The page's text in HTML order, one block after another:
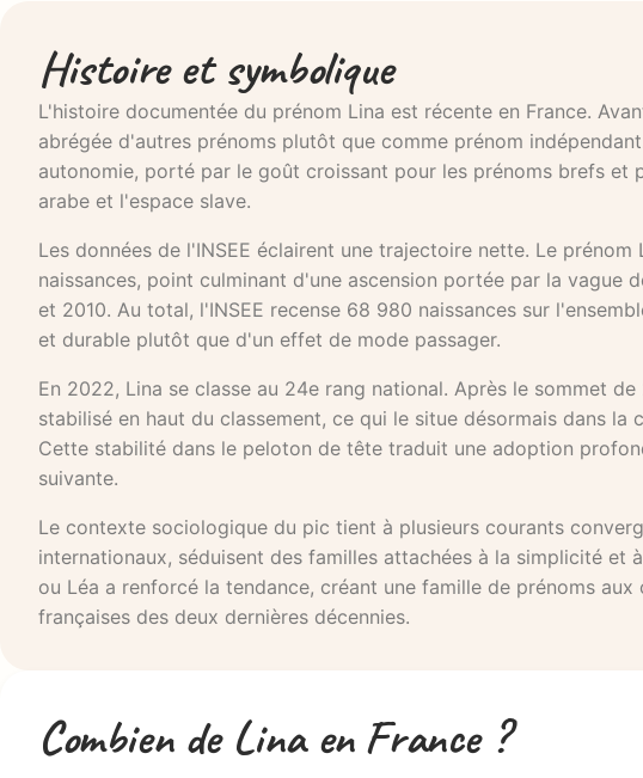
Histoire et symbolique
L'histoire documentée du prénom Lina est récente en France.
abrégée d'autres prénoms plutôt que comme prénom
autonomie, porté par le goût croissant pour les prénoms brefs et
arabe et l'espace slave.
Les données de l'INSEE éclairent une trajectoire nette. Le
naissances, point culminant d'une ascension portée par la vague
et 2010. Au total, l'INSEE recense 68 980 naissances sur
et durable plutôt que d'un effet de mode passager.
En 2022, Lina se classe au 24e rang national. Après le sommet
stabilisé en haut du classement, ce qui le situe désormais dans
Cette stabilité dans le peloton de tête traduit une adoption
suivante.
Le contexte sociologique du pic tient à plusieurs courants
internationaux, séduisent des familles attachées à la simplicité et
ou Léa a renforcé la tendance, créant une famille de prénoms
françaises des deux dernières décennies.
Combien de Lina en France ?